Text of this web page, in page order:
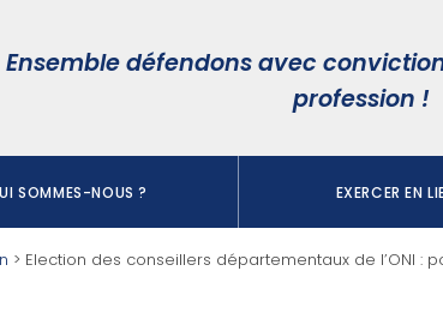
Ensemble défendons avec
profession !
SOMMES-NOUS ? EXERCER EN
> Election des conseillers départementaux de l’ONI